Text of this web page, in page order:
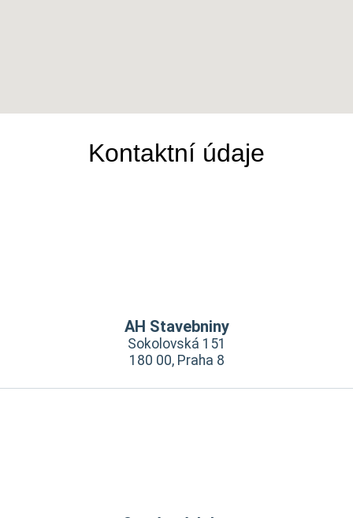
Kontaktní údaje
AH Stavebniny
Sokolovská 151
180 00, Praha 8